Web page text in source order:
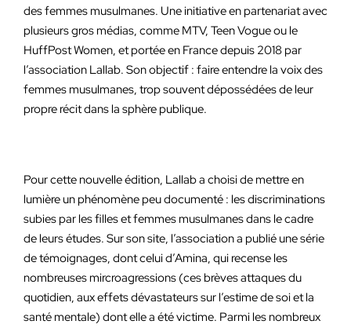
des femmes musulmanes. Une initiative en partenariat avec
plusieurs gros médias, comme MTV, Teen Vogue ou le
HuffPost Women, et portée en France depuis 2018 par
l’association Lallab. Son objectif : faire entendre la voix des
femmes musulmanes, trop souvent dépossédées de leur
propre récit dans la sphère publique.
Pour cette nouvelle édition, Lallab a choisi de mettre en
lumière un phénomène peu documenté : les discriminations
subies par les filles et femmes musulmanes dans le cadre
de leurs études. Sur son site, l’association a publié une série
de témoignages, dont celui d’Amina, qui recense les
nombreuses mircroagressions (ces brèves attaques du
quotidien, aux effets dévastateurs sur l’estime de soi et la
santé mentale) dont elle a été victime. Parmi les nombreux